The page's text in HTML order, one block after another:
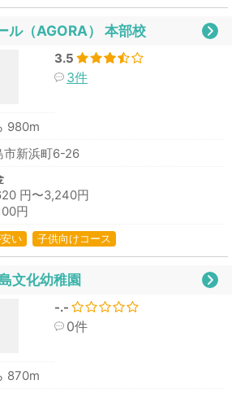
ル（AGORA） 本部校
3.5
3件
980m
市新浜町6-26
円〜3,240円
円
い 子供向けコース
文化幼稚園
-.-
0件
870m